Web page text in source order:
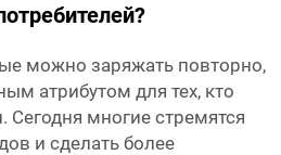
можно заряжать повторно,
атрибутом для тех, кто
Сегодня многие стремятся
и сделать более